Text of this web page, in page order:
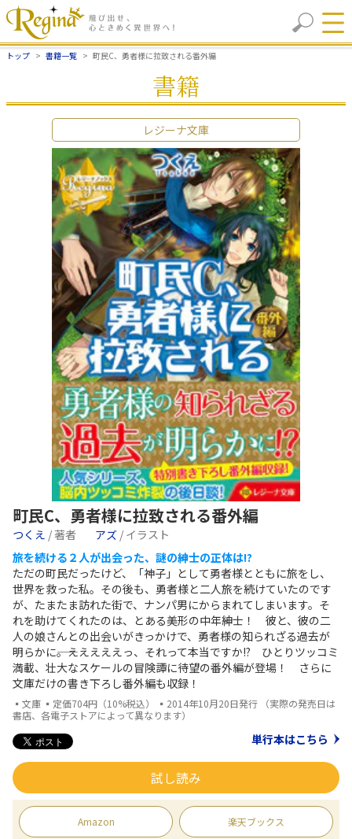
トップ 書籍一覧 町民C、勇者様に拉致される番外編
書籍
レジーナ文庫
町民C、勇者様に拉致される番外編
つくえ / 著者 アズ / イラスト
旅を続ける２人が出会った、謎の紳士の正体は!?
ただの町民だったけど、「神子」として勇者様とともに旅をし、
世界を救った私。その後も、勇者様と二人旅を続けていたのです
が、たまたま訪れた街で、ナンパ男にからまれてしまいます。そ
れを助けてくれたのは、とある美形の中年紳士！ 彼と、彼の二
人の娘さんとの出会いがきっかけで、勇者様の知られざる過去が
明らかに――。えええええっ、それって本当ですか!? ひとりツッコミ
満載、壮大なスケールの冒険譚に待望の番外編が登場！ さらに
文庫だけの書き下ろし番外編も収録！
▪文庫 ▪定価704円（10%税込） ▪2014年10月20日発行 （実際の発売日は
書店、各電子ストアによって異なります）
単行本はこちら
試し読み
Amazon 楽天ブックス